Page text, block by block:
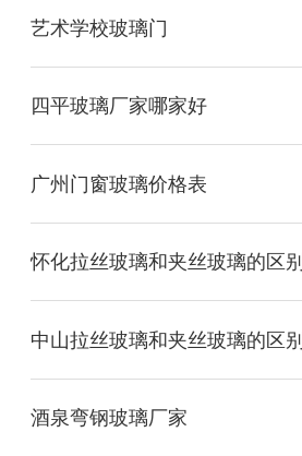
艺术学校玻璃门
四平玻璃厂家哪家好
广州门窗玻璃价格表
怀化拉丝玻璃和夹丝玻璃的区别
中山拉丝玻璃和夹丝玻璃的区别
酒泉弯钢玻璃厂家